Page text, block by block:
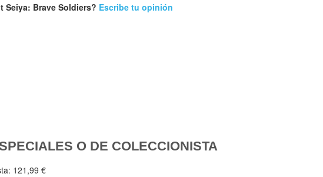
Seiya: Brave Soldiers? Escribe tu opinión
O DE COLECCIONISTA
121,99 €